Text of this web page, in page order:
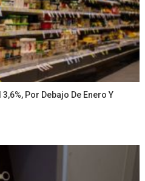
Por Debajo De Enero Y